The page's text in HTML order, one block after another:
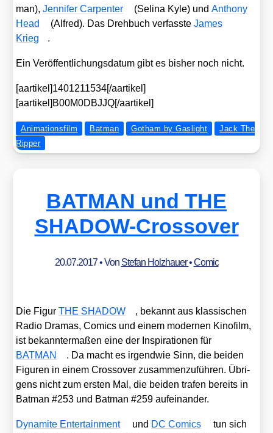
man),Jen­ni­fer Car­pen­ter (Seli­na Kyle) undAntho­ny
Head
(Alfred). Das Dreh­buch ver­fass­teJames
Krieg
.
Ein Ver­öf­fent­li­chungs­da­tum gibt es bis­her noch nicht.
[aartikel]1401211534[/aartikel]
[aartikel]B00M0DBJJQ[/aartikel]
Animationsfilm Batman Gotham by Gaslight
Jack The
Ripper
BATMAN und THE
SHADOW-Crossover
20.07.2017• Von Stefan Holzhauer•Comic
Die FigurTHE SHADOW
, bekannt aus klas­si­schen
Radio Dra­mas, Comics und einem moder­nen Kino­film,
ist bekann­ter­ma­ßen eine der Inspi­ra­tio­nen für
BATMAN
. Da macht es irgend­wie Sinn, die bei­den
Figu­ren in einem Cross­over zusam­men­zu­füh­ren. Übri­
gens nicht zum ers­ten Mal, die bei­den tra­fen bereits in
Bat­man #253 und Bat­man #259 auf­ein­an­der.
Dyna­mi­te Enter­tain­ment und DC Comics
tun sich